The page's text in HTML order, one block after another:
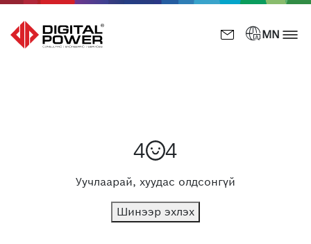
 󰎅MN
4 4
Уучлаарай, хуудас олдсонгүй
Шинээр эхлэх